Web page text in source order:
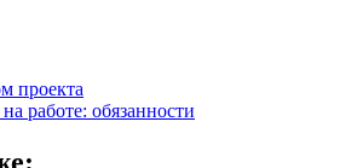
проекта
работе: обязанности